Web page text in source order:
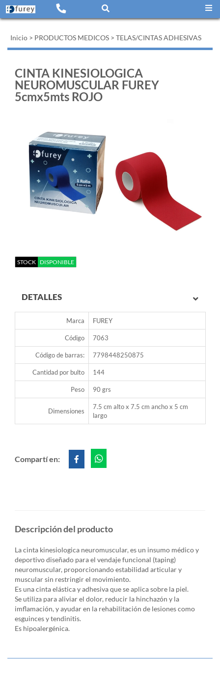
Inicio > PRODUCTOS MEDICOS > TELAS/CINTAS ADHESIVAS
CINTA KINESIOLOGICA
NEUROMUSCULAR FUREY
5cmx5mts ROJO
STOCK DISPONIBLE
DETALLES
Marca FUREY
Código 7063
Código de barras: 7798448250875
Cantidad por bulto 144
Peso 90 grs
Dimensiones
7.5 cm alto x 7.5 cm ancho x 5 cm
largo
Compartí en:
Descripción del producto
La cinta kinesiologica neuromuscular, es un insumo médico y
deportivo diseñado para el vendaje funcional (taping)
neuromuscular, proporcionando estabilidad articular y
muscular sin restringir el movimiento.
Es una cinta elástica y adhesiva que se aplica sobre la piel.
Se utiliza para aliviar el dolor, reducir la hinchazón y la
imflamación, y ayudar en la rehabilitación de lesiones como
esguinces y tendinitis.
Es hipoalergénica.